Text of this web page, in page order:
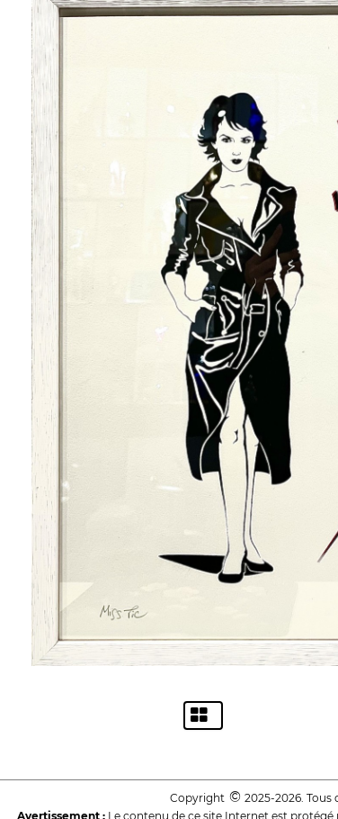
Copyright © 2025-2026. Tous
Avertissement :Le contenu de ce site Internet est